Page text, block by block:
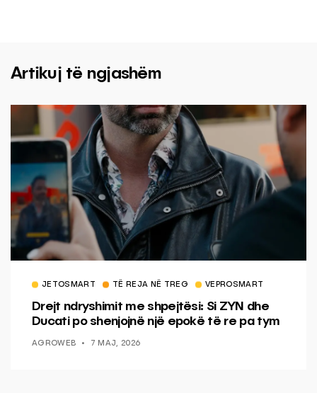
Artikuj të ngjashëm
JETOSMART TË REJA NË TREG VEPROSMART
Drejt ndryshimit me shpejtësi: Si ZYN dhe
Ducati po shenjojnë një epokë të re pa tym
AGROWEB 7 MAJ, 2026